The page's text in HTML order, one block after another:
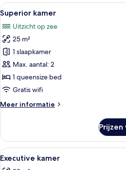
Alle
foto's
voor
Superior
kamer
laden
Een
8
Superior kamer
Uitzicht op zee
25 m²
1 slaapkamer
Max. aantal: 2
1 queensize bed
Gratis wifi
Meer informatie
Meer
kamer
Prijzen
Alle
foto's
Een
10
Executive kamer